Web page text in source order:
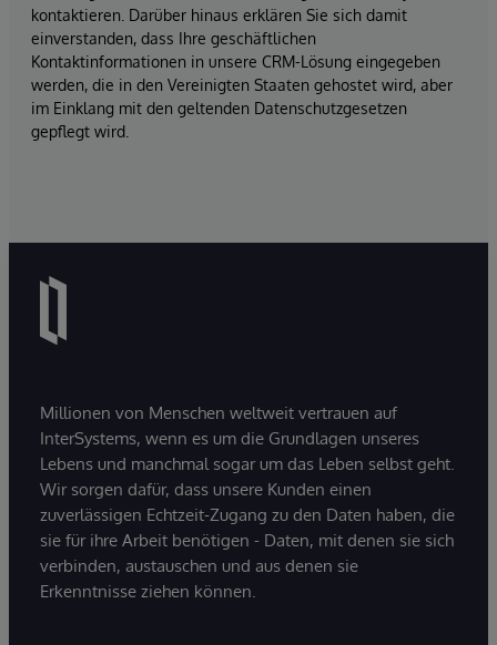
kontaktieren. Darüber hinaus erklären Sie sich damit
einverstanden, dass Ihre geschäftlichen
Kontaktinformationen in unsere CRM-Lösung eingegeben
werden, die in den Vereinigten Staaten gehostet wird, aber
im Einklang mit den geltenden Datenschutzgesetzen
gepflegt wird.
Millionen von Menschen weltweit vertrauen auf
InterSystems, wenn es um die Grundlagen unseres
Lebens und manchmal sogar um das Leben selbst geht.
Wir sorgen dafür, dass unsere Kunden einen
zuverlässigen Echtzeit-Zugang zu den Daten haben, die
sie für ihre Arbeit benötigen - Daten, mit denen sie sich
verbinden, austauschen und aus denen sie
Erkenntnisse ziehen können.